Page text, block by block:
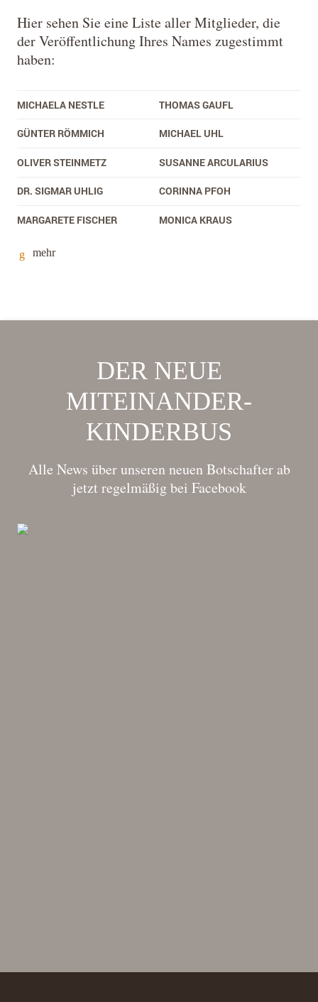
Hier sehen Sie eine Liste aller Mitglieder, die
der Veröffentlichung Ihres Names zugestimmt
haben:
MICHAELA NESTLE
GÜNTER RÖMMICH
OLIVER STEINMETZ
DR. SIGMAR UHLIG
MARGARETE FISCHER
THOMAS GAUFL
MICHAEL UHL
SUSANNE ARCULARIUS
CORINNA PFOH
MONICA KRAUS
mehr
DER NEUE
MITEINANDER-
KINDERBUS
Alle News über unseren neuen Botschafter ab
jetzt regelmäßig bei Facebook